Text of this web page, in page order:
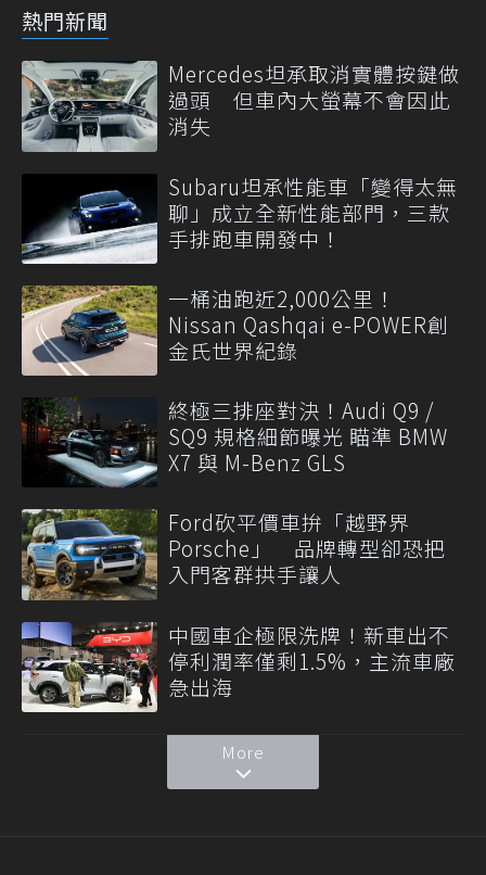
熱門新聞
Mercedes坦承取消實體按鍵做
過頭 但車內大螢幕不會因此
消失
Subaru坦承性能車「變得太無
聊」成立全新性能部門，三款
手排跑車開發中！
一桶油跑近2,000公里！
Nissan Qashqai e-POWER創
金氏世界紀錄
終極三排座對決！Audi Q9 /
SQ9 規格細節曝光 瞄準 BMW
X7 與 M-Benz GLS
Ford砍平價車拚「越野界
Porsche」 品牌轉型卻恐把
入門客群拱手讓人
中國車企極限洗牌！新車出不
停利潤率僅剩1.5%，主流車廠
急出海
More